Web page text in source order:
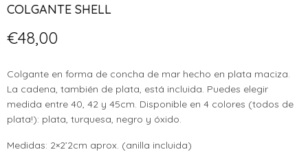
COLGANTE SHELL
€48,00
Colgante en forma de concha de mar hecho en plata maciza.
La cadena, también de plata, está incluida. Puedes elegir
medida entre 40, 42 y 45cm. Disponible en 4 colores (todos de
plata!): plata, turquesa, negro y óxido.
Medidas: 2×2’2cm aprox. (anilla incluida)